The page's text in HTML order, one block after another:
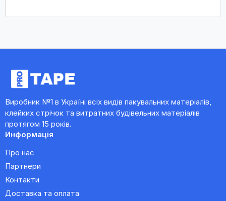
Виробник №1 в Україні всіх видів пакувальних матеріалів,
клейких стрічок та витратних будівельних матеріалів
протягом 15 років.
Информація
Про нас
Партнери
Контакти
Доставка та оплата